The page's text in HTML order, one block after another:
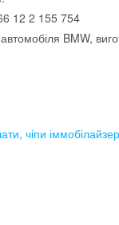
12 2 155 754
BMW,
чіпи